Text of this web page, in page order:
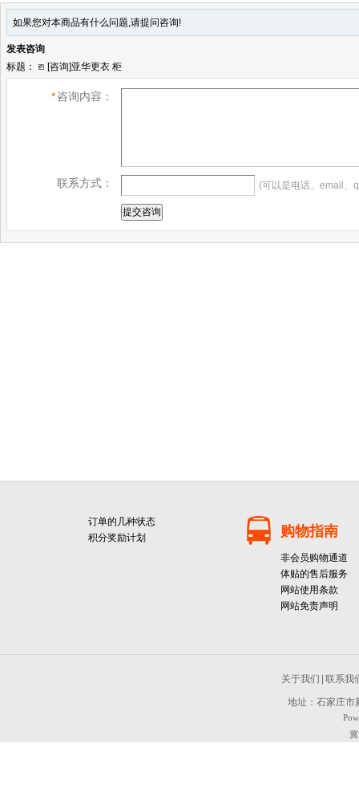
如果您对本商品有什么问题,请提问咨询!
发表咨询
标题：
*咨询内容：
联系方式： (可以是电话、email、
订单的几种状态
积分奖励计划
购物指南
非会员购物通道
体贴的售后服务
网站使用条款
网站免责声明
关于我们 联系我
地址：石家庄市